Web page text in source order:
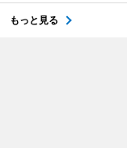
もっと見る